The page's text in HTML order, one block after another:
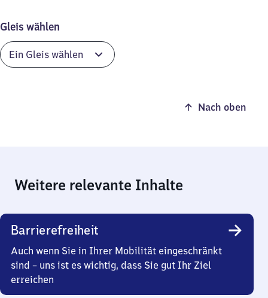
Gleis wählen
Nach oben
Weitere relevante Inhalte
Barrierefreiheit
Auch wenn Sie in Ihrer Mobilität eingeschränkt
sind – uns ist es wichtig, dass Sie gut Ihr Ziel
erreichen